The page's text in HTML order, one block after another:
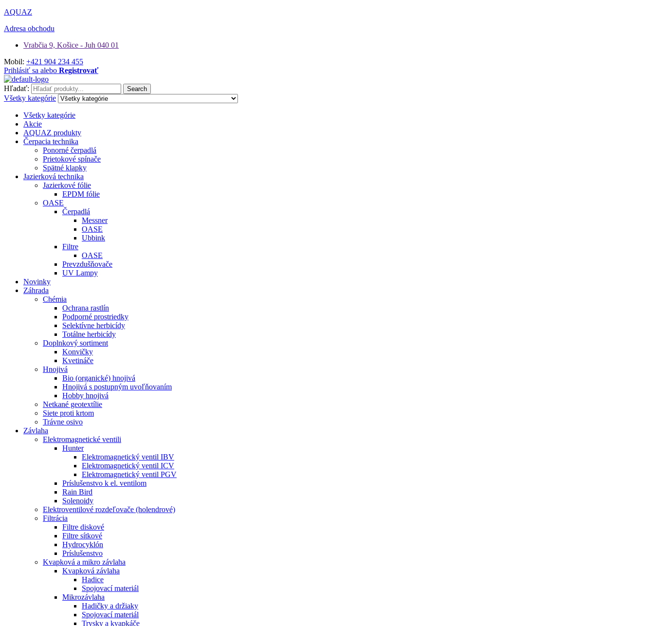
AQUAZ
Adresa obchodu
Vrabčia 9, Košice - Juh 040 01
Mobil: +421 904 234 455
Prihlásiť sa alebo Registrovať
Hľadať: Search
Všetky kategórie
Všetky kategórie
Akcie
AQUAZ produkty
Čerpacia technika
Ponorné čerpadlá
Prietokové spínače
Spätné klapky
Jazierková technika
Jazierkové fólie
EPDM fólie
OASE
Čerpadlá
Messner
OASE
Ubbink
Filtre
OASE
Prevzdušňovače
UV Lampy
Novinky
Záhrada
Chémia
Ochrana rastlín
Podporné prostriedky
Selektívne herbicídy
Totálne herbicídy
Doplnkový sortiment
Konvičky
Kvetináče
Hnojivá
Bio (organické) hnojivá
Hnojivá s postupným uvoľňovaním
Hobby hnojivá
Netkané geotextílie
Siete proti krtom
Trávne osivo
Závlaha
Elektromagnetické ventili
Hunter
Elektromagnetický ventil IBV
Elektromagnetický ventil ICV
Elektromagnetický ventil PGV
Príslušenstvo k el. ventilom
Rain Bird
Solenoidy
Elektroventilové rozdeľovače (holendrové)
Filtrácia
Filtre diskové
Filtre sítkové
Hydrocyklón
Príslušenstvo
Kvapková a mikro závlaha​
Kvapková závlaha
Hadice
Spojovací materiál
Mikrozávlaha
Hadičky a držiaky
Spojovací materiál
Trysky a kvapkáče